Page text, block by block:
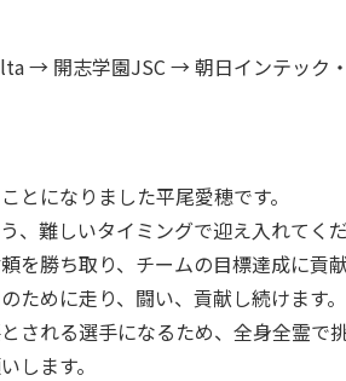
→ 開志学園JSC → 朝日インテック
とになりました平尾愛穂です。
、難しいタイミングで迎え入れてく
を勝ち取り、チームの目標達成に貢献
ために走り、闘い、貢献し続けます。
される選手になるため、全身全霊で挑
します。